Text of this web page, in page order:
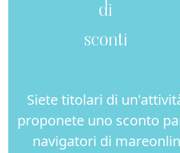
di
sconti
Siete titolari di
proponete uno sconto
navigatori di